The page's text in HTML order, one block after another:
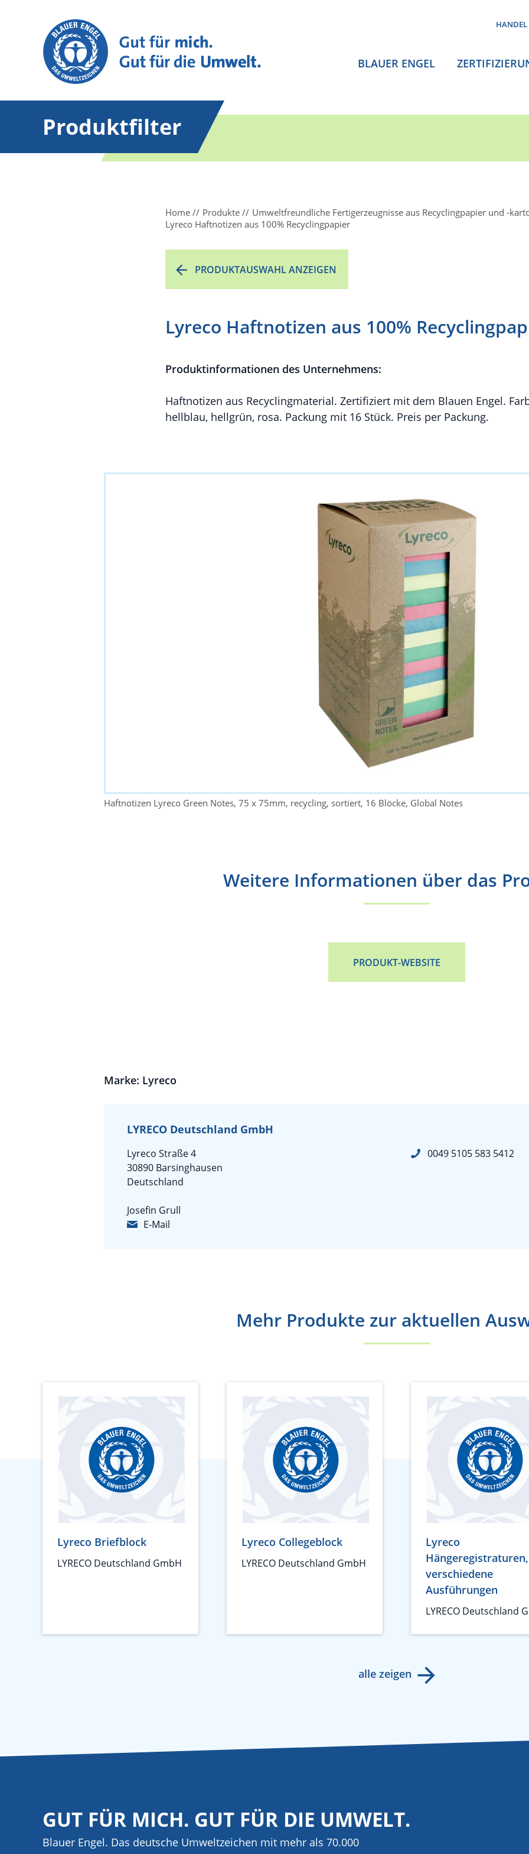
HANDEL
BLAUER ENGEL
Produktfilter
Home Produkte
Umweltfreundliche Fertigerzeugnisse aus Recyclingpapier und -
Lyreco Haftnotizen aus 100% Recyclingpapier
PRODUKTAUSWAHL ANZEIGEN
Lyreco Haftnotizen aus 100%
Produktinformationen des Unternehmens:
Haftnotizen aus Recyclingmaterial. Zertifiziert mit dem Blauen Engel.
hellblau, hellgrün, rosa. Packung mit 16 Stück. Preis per Packung.
Haftnotizen Lyreco Green Notes, 75 x 75mm, recycling, sortiert, 16 Blöcke, Global Notes
Weitere Informationen über das
PRODUKT-WEBSITE
Marke: Lyreco
LYRECO Deutschland GmbH
Lyreco Straße 4
30890 Barsinghausen
Deutschland
Josefin Grull
E-Mail
0049 5105 583 5412
Mehr Produkte zur aktuellen
Lyreco Briefblock
LYRECO Deutschland GmbH
Lyreco Collegeblock
LYRECO Deutschland GmbH
Lyreco
Hängeregistraturen,
verschiedene
Ausführungen
LYRECO Deutschland
alle zeigen
GUT FÜR MICH. GUT FÜR DIE UMWELT.
Blauer Engel. Das deutsche Umweltzeichen mit mehr als 70.000